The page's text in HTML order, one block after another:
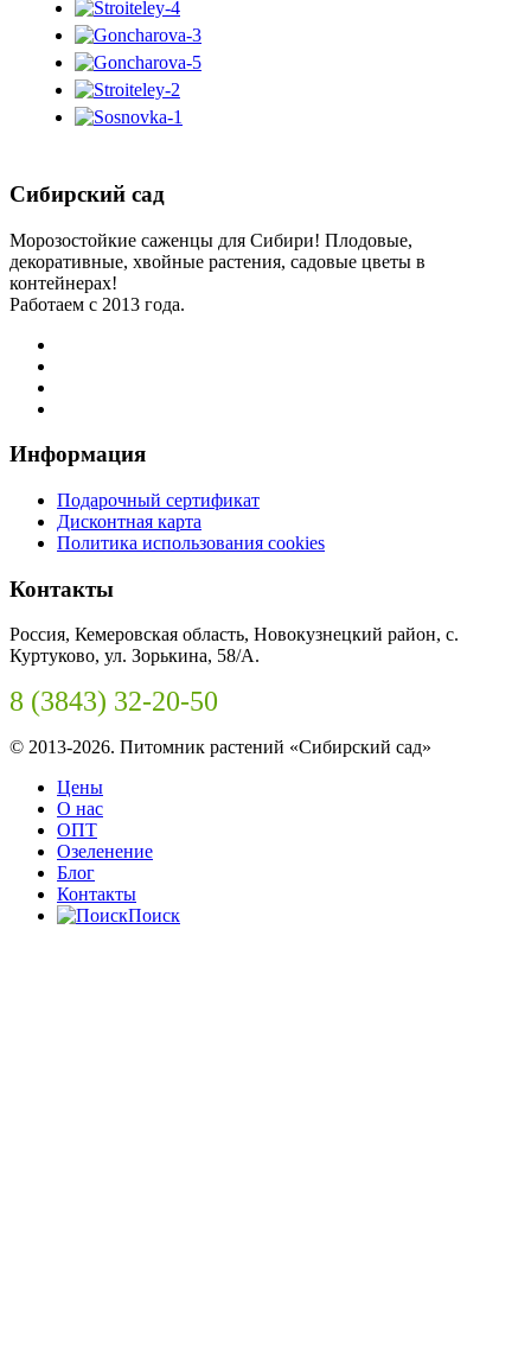
Сибирский сад
Морозостойкие саженцы для Сибири! Плодовые,
декоративные, хвойные растения, садовые цветы в
контейнерах!
Работаем с 2013 года.
Информация
Подарочный сертификат
Дисконтная карта
Политика использования cookies
Контакты
Россия, Кемеровская область, Новокузнецкий район, с.
Куртуково, ул. Зорькина, 58/А.
8 (3843) 32-20-50
© 2013-2026. Питомник растений «Сибирский сад»
Цены
О нас
ОПТ
Озеленение
Блог
Контакты
Поиск